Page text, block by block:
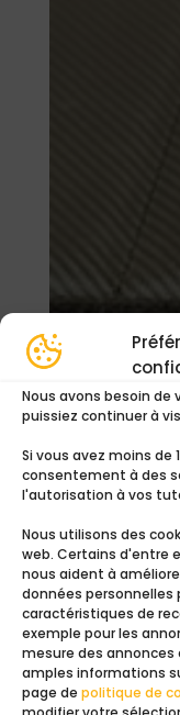
Nous avons besoin
puissiez continuer à
Si vous avez moins
consentement à des
l'autorisation à vos
Nous utilisons des
web. Certains d'entre
nous aident à
données
caractéristiques de
exemple pour les
mesure des annonces
amples informations
page de politique de
Oui
Ajouter au
Ajouter au